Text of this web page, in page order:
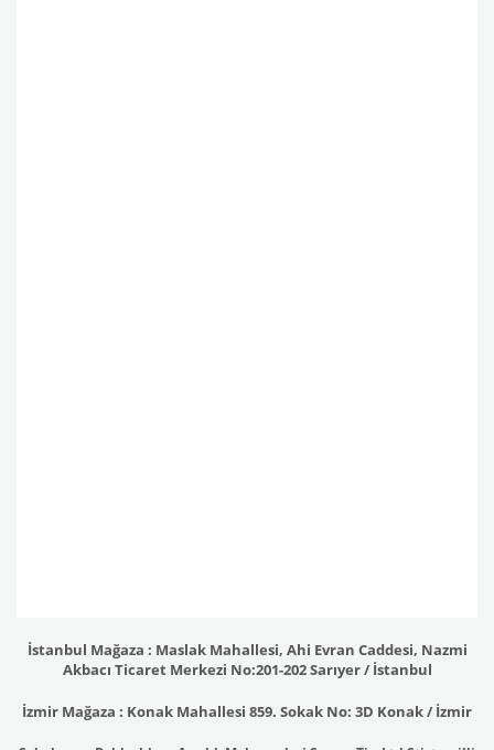
İstanbul Mağaza : Maslak Mahallesi, Ahi Evran Caddesi, Nazmi
Akbacı Ticaret Merkezi No:201-202 Sarıyer / İstanbul
İzmir Mağaza : Konak Mahallesi 859. Sokak No: 3D Konak / İzmir